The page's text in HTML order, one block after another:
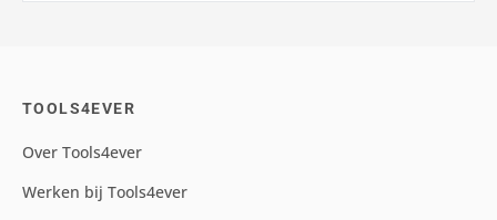
TOOLS4EVER
Over Tools4ever
Werken bij Tools4ever